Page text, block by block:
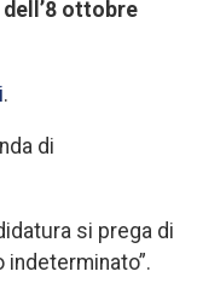
ottobre
.
di
si prega di